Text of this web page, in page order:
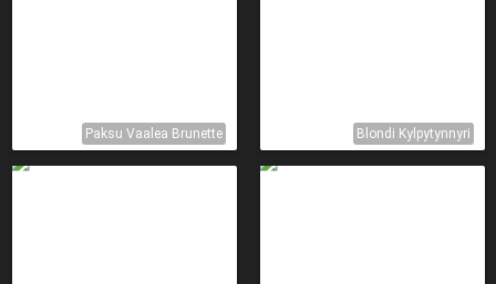
Paksu Vaalea Brunette Blondi Kylpytynnyri